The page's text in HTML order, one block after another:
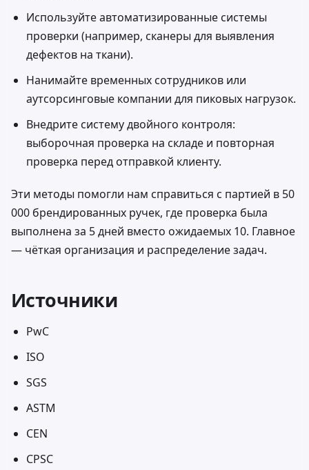
Используйте автоматизированные системы
проверки (например, сканеры для выявления
дефектов на ткани).
Нанимайте временных сотрудников или
аутсорсинговые компании для пиковых нагрузок.
Внедрите систему двойного контроля:
выборочная проверка на складе и повторная
проверка перед отправкой клиенту.
Эти методы помогли нам справиться с партией в 50
000 брендированных ручек, где проверка была
выполнена за 5 дней вместо ожидаемых 10. Главное
— чёткая организация и распределение задач.
Источники
PwC
ISO
SGS
ASTM
CEN
CPSC